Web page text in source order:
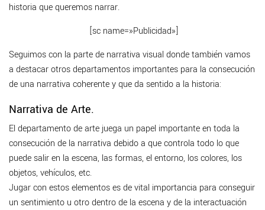
historia que queremos narrar.
[sc name=»Publicidad»]
Seguimos con la parte de narrativa visual donde también vamos
a destacar otros departamentos importantes para la consecución
de una narrativa coherente y que da sentido a la historia:
Narrativa de Arte.
El departamento de arte juega un papel importante en toda la
consecución de la narrativa debido a que controla todo lo que
puede salir en la escena, las formas, el entorno, los colores, los
objetos, vehículos, etc.
Jugar con estos elementos es de vital importancia para conseguir
un sentimiento u otro dentro de la escena y de la interactuación